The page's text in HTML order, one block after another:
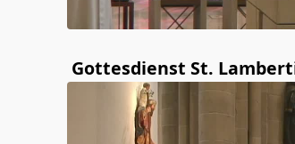
Gottesdienst St.